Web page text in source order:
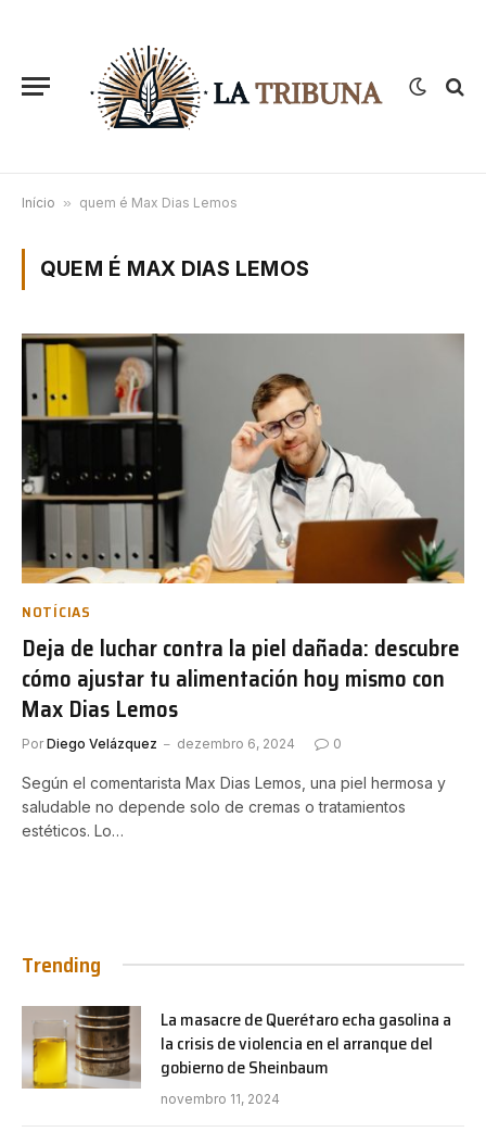
Início » quem é Max Dias Lemos
QUEM É MAX DIAS LEMOS
NOTÍCIAS
Deja de luchar contra la piel dañada: descubre
cómo ajustar tu alimentación hoy mismo con
Max Dias Lemos
Por Diego Velázquez dezembro 6, 2024 0
Según el comentarista Max Dias Lemos, una piel hermosa y
saludable no depende solo de cremas o tratamientos
estéticos. Lo…
Trending
La masacre de Querétaro echa gasolina a
la crisis de violencia en el arranque del
gobierno de Sheinbaum
novembro 11, 2024